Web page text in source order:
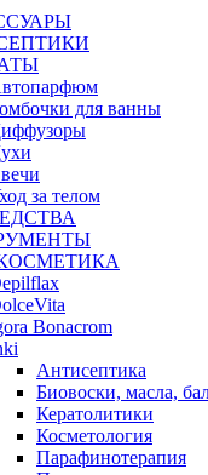
для ванны
за телом
Bonacrom
Антисептика
Биовоски, масла,
Кератолитики
Косметология
Парафинотерапия